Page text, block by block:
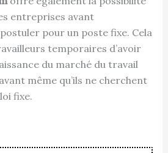
entreprises avant
pour un poste fixe. Cela
temporaires d’avoir
du marché du travail
même qu’ils ne cherchent
fixe.